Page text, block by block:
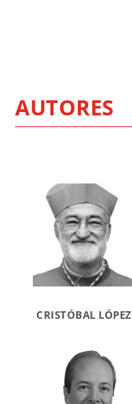
AUTORES
CRISTÓBAL LÓPEZ